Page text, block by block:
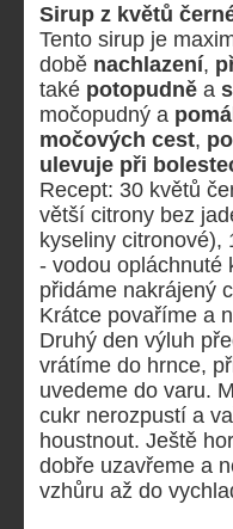
Sirup z květů
Tento sirup je
době nachlazení,
také potopudně a
močopudný a
močových cest,
ulevuje při
Recept: 30 květů
větší citrony bez
kyseliny citronové),
- vodou opláchnuté
přidáme nakrájený
Krátce povaříme a
Druhý den výluh
vrátíme do hrnce,
uvedeme do varu.
cukr nerozpustí a
houstnout. Ještě
dobře uzavřeme a
vzhůru až do